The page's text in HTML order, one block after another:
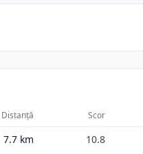
Distanță Scor
7.7 km 10.8